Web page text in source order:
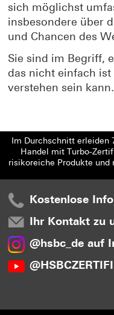
sich möglichst
insbesondere über
und Chancen des
Sie sind im Begriff,
das nicht einfach ist
verstehen sein kann.
Im Durchschnitt erleiden
Handel mit Turbo-
risikoreiche Produkte
Kostenlose
Ihr Kontakt zu
@hsbc_de auf